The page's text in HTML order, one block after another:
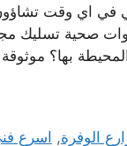
اي وقت
صحية تسليك
بها؟
الوفرة, اسرع